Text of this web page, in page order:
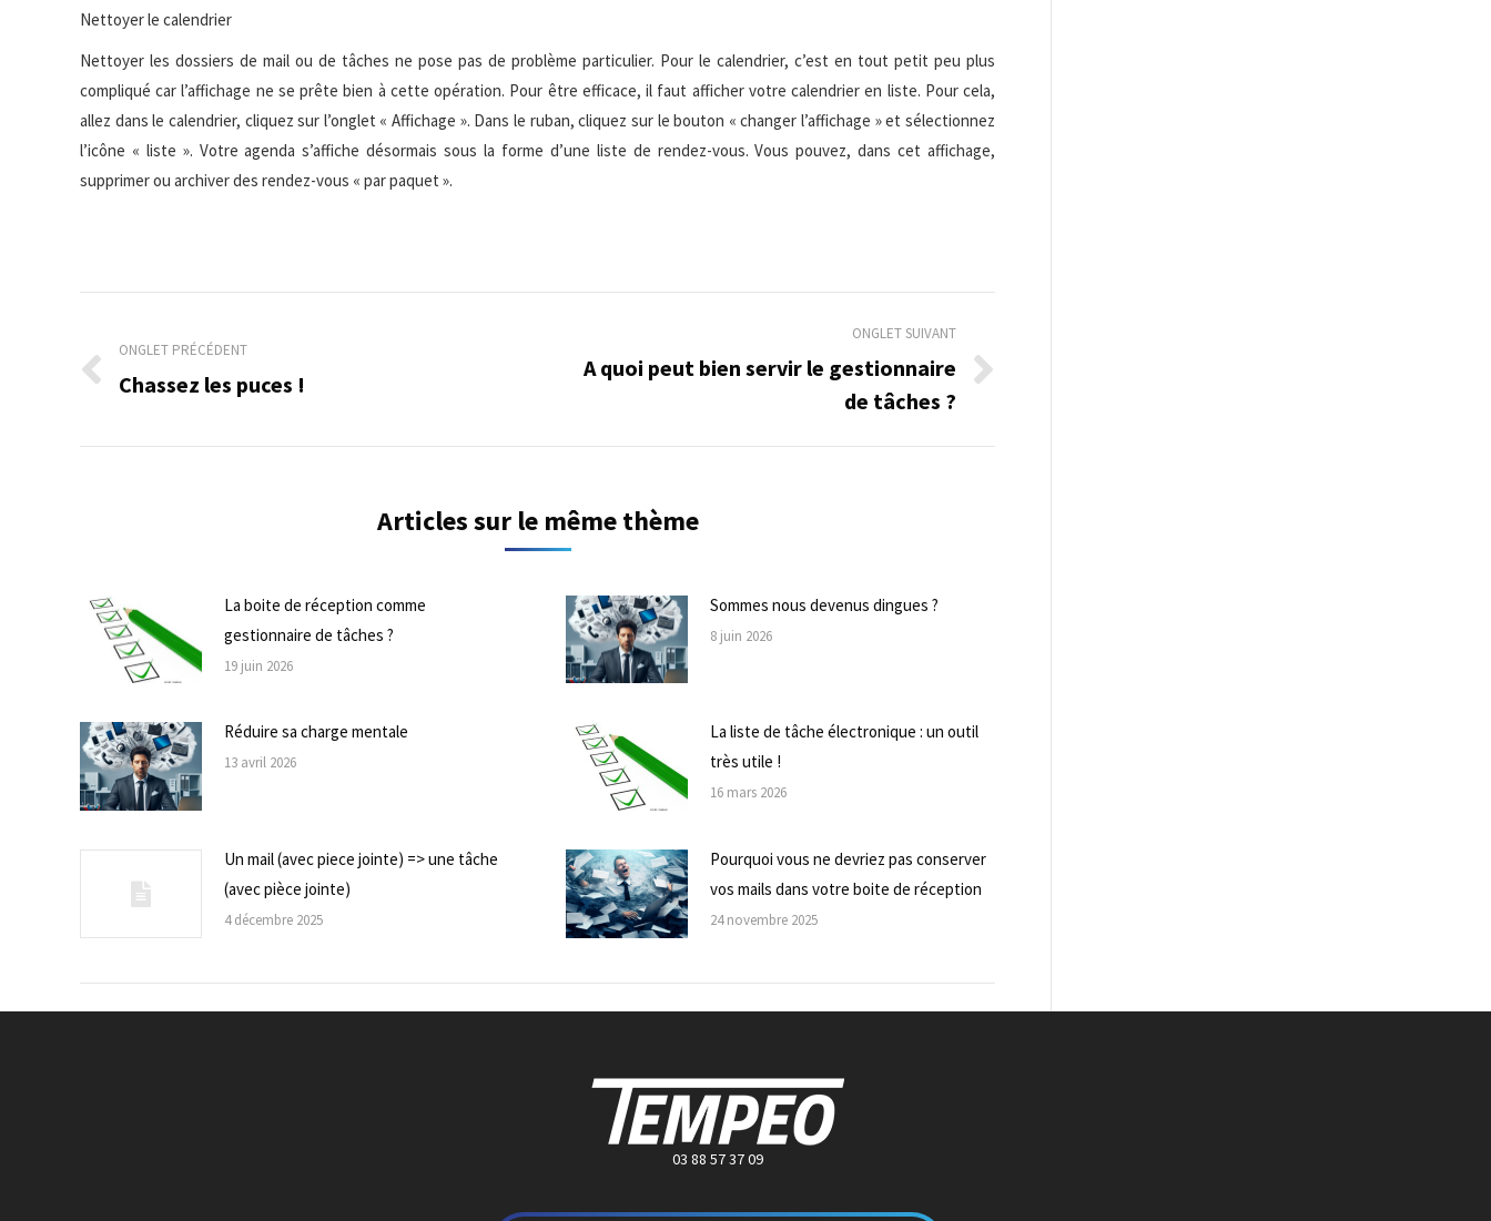
Nettoyer le calendrier
Nettoyer les dossiers de mail ou de tâches ne pose pas de problème particulier. Pour le calendrier, c’est en tout petit peu plus
compliqué car l’affichage ne se prête bien à cette opération. Pour être efficace, il faut afficher votre calendrier en liste. Pour cela,
allez dans le calendrier, cliquez sur l’onglet « Affichage ». Dans le ruban, cliquez sur le bouton « changer l’affichage » et sélectionnez
l’icône « liste ». Votre agenda s’affiche désormais sous la forme d’une liste de rendez-vous. Vous pouvez, dans cet affichage,
supprimer ou archiver des rendez-vous « par paquet ».
de
commentaire
ONGLET PRÉCÉDENT
Onglet
Chassez les puces !
ONGLET SUIVANT
Onglet
A quoi peut bien servir le gestionnaire
de tâches ?
Articles sur le même thème
La boite de réception comme
gestionnaire de tâches ?
19 juin 2026
Sommes nous devenus dingues ?
8 juin 2026
Réduire sa charge mentale
13 avril 2026
La liste de tâche électronique : un outil
très utile !
16 mars 2026
Un mail (avec piece jointe) => une tâche
(avec pièce jointe)
4 décembre 2025
Pourquoi vous ne devriez pas conserver
vos mails dans votre boite de réception
24 novembre 2025
03 88 57 37 09